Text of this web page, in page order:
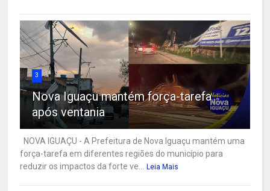
3
Nova Iguaçu mantém força-tarefa
após ventania
NOVA IGUAÇU - A Prefeitura de Nova Iguaçu mantém uma
força-tarefa em diferentes regiões do município para
reduzir os impactos da forte ve...
Leia Mais